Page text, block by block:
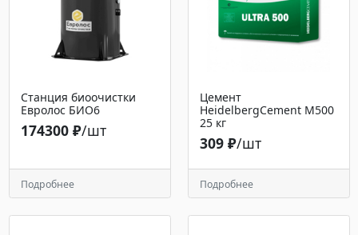
Станция биоочистки
Евролос БИО6
174300 ₽/шт
Подробнее
Цемент
HeidelbergCement М500
25 кг
309 ₽/шт
Подробнее